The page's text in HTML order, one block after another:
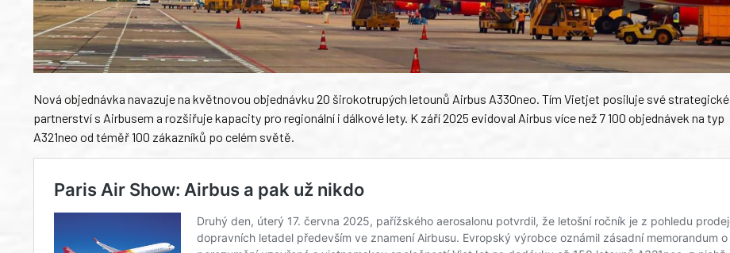
Nová objednávka navazuje na květnovou objednávku 20 širokotrupých letounů Airbus A330neo. Tím Vietjet posiluje své strategické
partnerství s Airbusem a rozšiřuje kapacity pro regionální i dálkové lety. K září 2025 evidoval Airbus více než 7 100 objednávek na typ
A321neo od téměř 100 zákazníků po celém světě.